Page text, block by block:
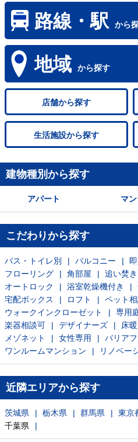
路線・駅 から
地域 から探す
店舗から探す
生活施設から探す
建物種別から探す
アパート マ
こだわりから探す
バス・トイレ別 バルコニー
フローリング
角部屋 追い焚き
オートロック
浴室乾燥機付き
宅配ボックス
ロフト ペット
ウォークインクローゼット
専用
楽器相談可
デザイナーズ 床
メゾネット
女性専用 バリア
ワンルームマンション
リノベー
近隣エリアから探す
茨城県 栃木県 群馬県 東京
千葉県